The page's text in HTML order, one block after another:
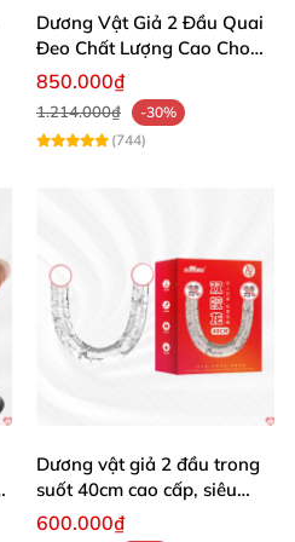
cao cấp, an toàn cho da
x 36mm
dễ dàng vệ sinh sau khi sử
tập trung tối đa vào cảm
tín đến từ Hồng Kong
Dương Vật Giả 2 Đầu Quai
Đeo Chất Lượng Cao Cho
Phái Nữ
850.000₫
1.214.000₫
-30%
(744)
Dương vật giả 2 đầu trong
suốt 40cm cao cấp, siêu
thực
600.000₫